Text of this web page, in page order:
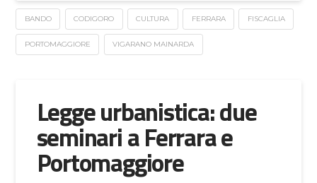
BANDO CODIGORO CULTURA FERRARA FISCAGLIA
PORTOMAGGIORE VIGARANO MAINARDA
Legge urbanistica: due
seminari a Ferrara e
Portomaggiore